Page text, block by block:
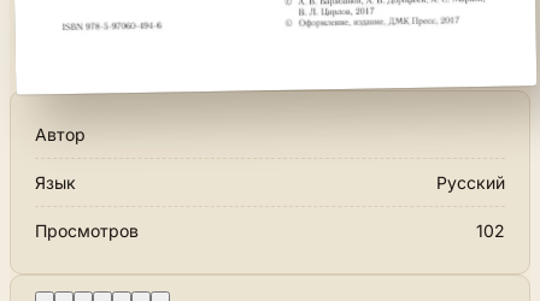
Автор
Язык Русский
Просмотров 102